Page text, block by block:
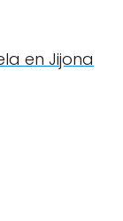
en Jijona